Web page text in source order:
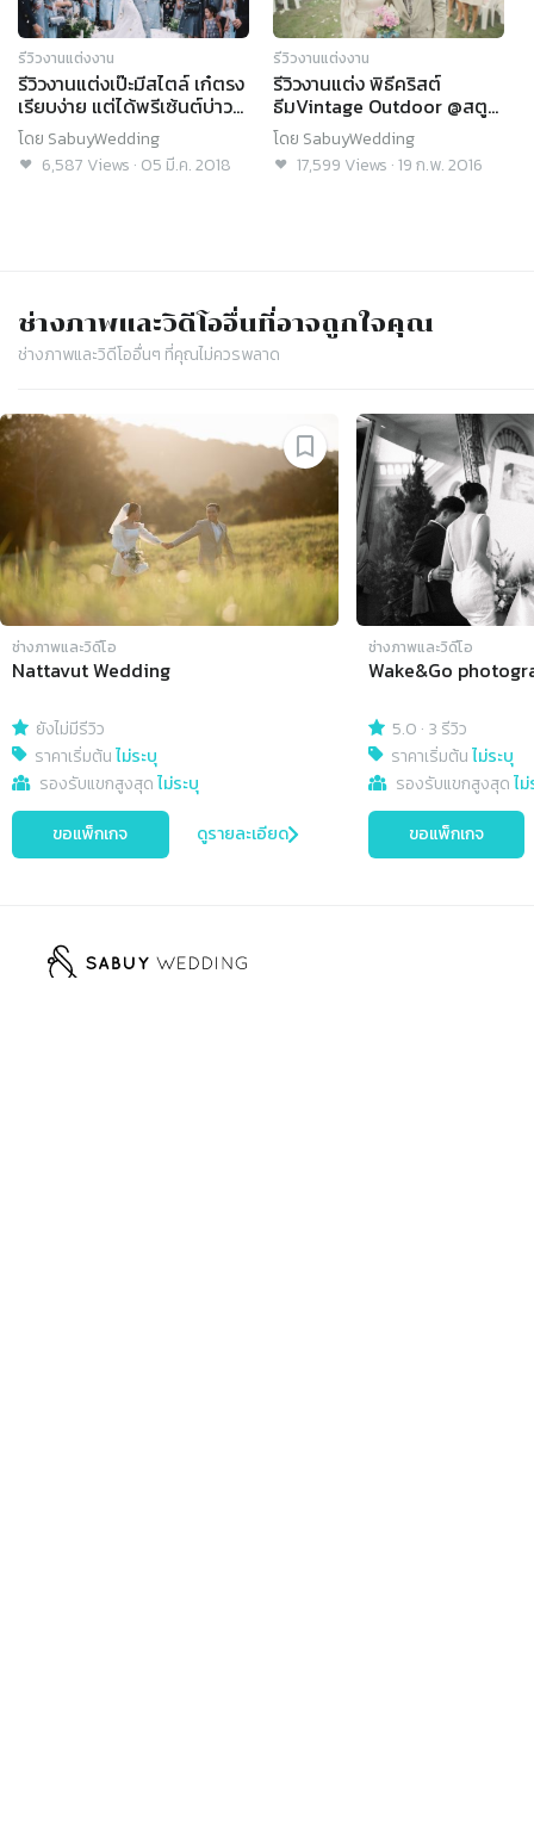
รีวิวงานแต่งงาน
รีวิวงานแต่งเป๊ะมีสไตล์ เก๋ตรง
เรียบง่าย แต่ได้พรีเซ้นต์บ่าว
สาว @VARAVELA
โดย SabuyWedding
6,587 Views · 05 มี.ค. 2018
รีวิวงานแต่งงาน
รีวิวงานแต่ง พิธีคริสต์
ธีมVintage Outdoor @สตูดิ
โอฮาวายไทย
โดย SabuyWedding
17,599 Views ·19 ก.พ. 2016
ช่างภาพและวิดีโออื่นที่อาจถูกใจคุณ
ช่างภาพและวิดีโออื่นๆ ที่คุณไม่ควรพลาด
Slide 1 of 4
ช่างภาพและวิดีโอ
Nattavut Wedding
ยังไม่มีรีวิว
ราคาเริ่มต้นไม่ระบุ
รองรับแขกสูงสุดไม่ระบุ
ขอแพ็กเกจ ดูรายละเอียด
ช่างภาพและวิดีโอ
Wake&Go
5.0 · 3 รีวิว
ราคาเริ่มต้นไม่ระบุ
รองรับแขกสูงสุดไ
ขอแพ็กเกจ